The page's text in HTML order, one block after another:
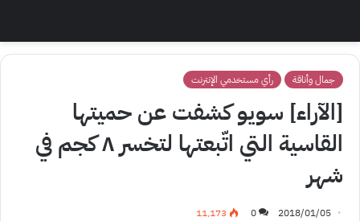
جمال وأناقة رأي مستخدمي الإنترنت
[الآراء] سويو كشفت عن حميتها
القاسية التي اتّبعتها لتخسر ٨ كجم في
شهر
2018/01/05
0 11٬173